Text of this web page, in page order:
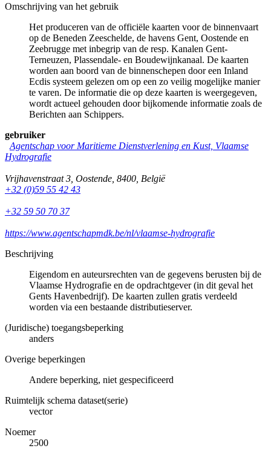
Omschrijving van het gebruik
Het produceren van de officiële kaarten voor de binnenvaart
op de Beneden Zeeschelde, de havens Gent, Oostende en
Zeebrugge met inbegrip van de resp. Kanalen Gent-
Terneuzen, Plassendale- en Boudewijnkanaal. De kaarten
worden aan boord van de binnenschepen door een Inland
Ecdis systeem gelezen om op een zo veilig mogelijke manier
te varen. De informatie die op deze kaarten is weergegeven,
wordt actueel gehouden door bijkomende informatie zoals de
Berichten aan Schippers.
gebruiker
Agentschap voor Maritieme Dienstverlening en Kust, Vlaamse
Hydrografie
Vrijhavenstraat 3 Oostende 8400 België
+32 (0)59 55 42 43
+32 59 50 70 37
https://www.agentschapmdk.be/nl/vlaamse-hydrografie
Beschrijving
Eigendom en auteursrechten van de gegevens berusten bij de
Vlaamse Hydrografie en de opdrachtgever (in dit geval het
Gents Havenbedrijf). De kaarten zullen gratis verdeeld
worden via een bestaande distributieserver.
(Juridische) toegangsbeperking
anders
Overige beperkingen
Andere beperking, niet gespecificeerd
Ruimtelijk schema dataset(serie)
vector
Noemer
2500